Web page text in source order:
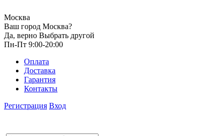
Москва
Ваш город Москва?
Да, верно Выбрать другой
Пн-Пт 9:00-20:00
Оплата
Доставка
Гарантия
Контакты
Регистрация Вход